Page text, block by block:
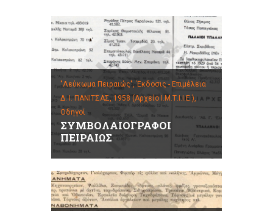
"Λεύκωμα Πειραιώς", Έκδοσις - Επιμέλεια
Δ. Ι. ΠΑΝΙΤΣΑΣ, 1958 (Αρχείο Ι.Μ.Τ.Ι.Ι.Ε.),
Οδηγοί
ΣΥΜΒΟΛΑΙΟΓΡΑΦΟΙ
ΠΕΙΡΑΙΩΣ